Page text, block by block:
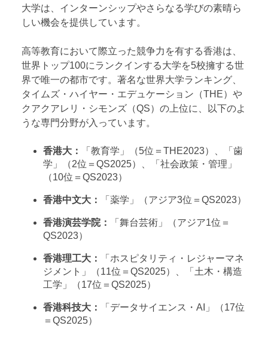
大学は、インターンシップやさらなる学びの素晴ら
しい機会を提供しています。
高等教育において際立った競争力を有する香港は、
世界トップ100にランクインする大学を5校擁する世
界で唯一の都市です。著名な世界大学ランキング、
タイムズ・ハイヤー・エデュケーション（THE）や
クアクアレリ・シモンズ（QS）の上位に、以下のよ
うな専門分野が入っています。
香港大：
「教育学」（5位＝THE2023）、「歯
学」（2位＝QS2025）、「社会政策・管理」
（10位＝QS2023）
香港中文大： 「薬学」（アジア3位＝QS2023）
香港演芸学院：
「舞台芸術」（アジア1位＝
QS2023）
香港理工大：
「ホスピタリティ・レジャーマネ
ジメント」（11位＝QS2025）、「土木・構造
工学」（17位＝QS2025）
香港科技大：
「データサイエンス・AI」（17位
＝QS2025）